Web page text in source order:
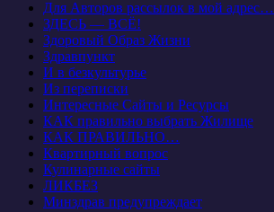
Для Авторов рассылок в мой адрес…
ЗДЕСЬ — ВСЁ!
Здоровый Образ Жизни
Здравпункт
И в безкультурье
Из переписки
Интересные Сайты и Ресурсы
КАК правильно выбрать Жилище
КАК ПРАВИЛЬНО…
Квартирный вопрос
Кулинарные сайты
ЛИКБЕЗ
Минздрав предупреждает